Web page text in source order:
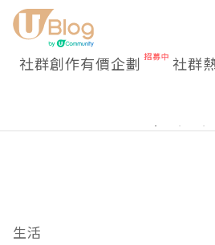
社群創作有價企劃 社群
生活